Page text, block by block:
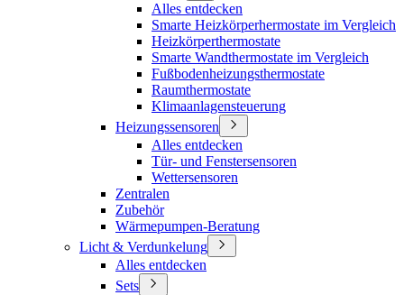
Alles entdecken
Smarte Heizkörperhermostate im Vergleich
Heizkörperthermostate
Smarte Wandthermostate im Vergleich
Fußbodenheizungsthermostate
Raumthermostate
Klimaanlagensteuerung
Heizungssensoren
Alles entdecken
Tür- und Fenstersensoren
Wettersensoren
Zentralen
Zubehör
Wärmepumpen-Beratung
Licht & Verdunkelung
Alles entdecken
Sets